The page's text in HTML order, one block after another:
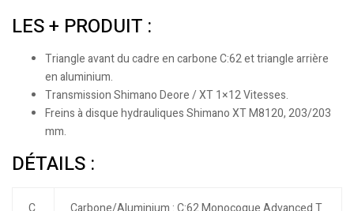
LES + PRODUIT :
Triangle avant du cadre en carbone C:62 et triangle arrière
en aluminium.
Transmission Shimano Deore / XT 1×12 Vitesses.
Freins à disque hydrauliques Shimano XT M8120, 203/203
mm.
DÉTAILS :